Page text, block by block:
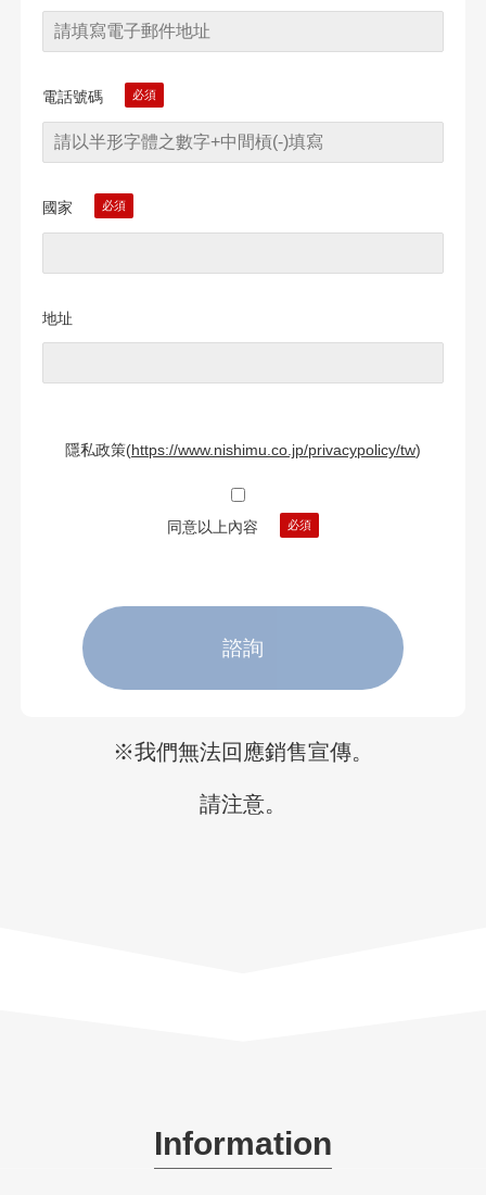
電話號碼
國家
地址
隱私政策(https://www.nishimu.co.jp/privacypolicy/tw)
同意以上內容
※我們無法回應銷售宣傳。
請注意。
Information